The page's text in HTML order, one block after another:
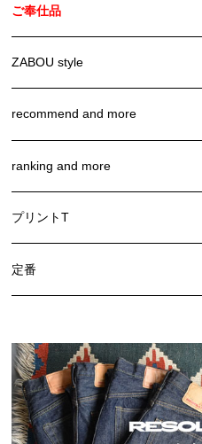
ご奉仕品
ZABOU style
recommend and more
ranking and more
プリントT
定番